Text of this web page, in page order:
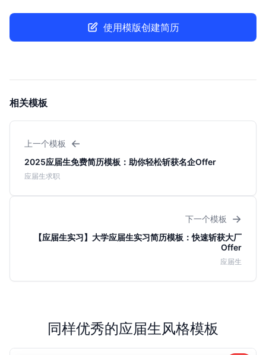
使用模版创建简历
相关模板
上一个模板 ←
2025应届生免费简历模板：助你轻松斩获名企Offer
应届生求职
下一个模板 →
【应届生实习】大学应届生实习简历模板：快速斩获大厂
Offer
应届生
同样优秀的应届生风格模板